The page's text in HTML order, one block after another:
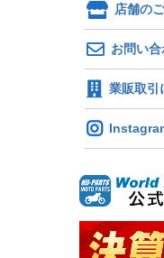
店舗の
お問い
業販取引